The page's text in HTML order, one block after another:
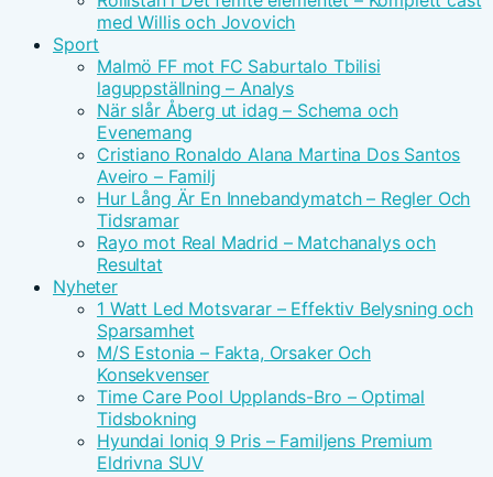
med Willis och Jovovich
Sport
Malmö FF mot FC Saburtalo Tbilisi
laguppställning – Analys
När slår Åberg ut idag – Schema och
Evenemang
Cristiano Ronaldo Alana Martina Dos Santos
Aveiro – Familj
Hur Lång Är En Innebandymatch – Regler Och
Tidsramar
Rayo mot Real Madrid – Matchanalys och
Resultat
Nyheter
1 Watt Led Motsvarar – Effektiv Belysning och
Sparsamhet
M/S Estonia – Fakta, Orsaker Och
Konsekvenser
Time Care Pool Upplands-Bro – Optimal
Tidsbokning
Hyundai Ioniq 9 Pris – Familjens Premium
Eldrivna SUV